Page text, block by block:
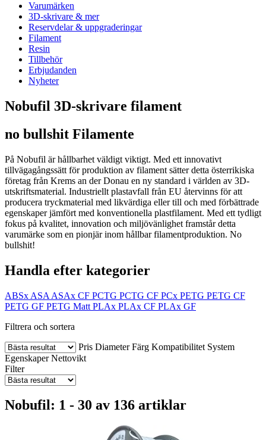
Varumärken
3D-skrivare & mer
Reservdelar & uppgraderingar
Filament
Resin
Tillbehör
Erbjudanden
Nyheter
Nobufil 3D-skrivare filament
no bullshit Filamente
På Nobufil är hållbarhet väldigt viktigt. Med ett innovativt
tillvägagångssätt för produktion av filament sätter detta österrikiska
företag från Krems an der Donau en ny standard i världen av 3D-
utskriftsmaterial. Industriellt plastavfall från EU återvinns för att
producera tryckmaterial med likvärdiga eller till och med förbättrade
egenskaper jämfört med konventionella plastfilament. Med ett tydligt
fokus på kvalitet, innovation och miljövänlighet framstår detta
varumärke som en pionjär inom hållbar filamentproduktion. No
bullshit!
Handla efter kategorier
ABSx ASA ASAx CF PCTG PCTG CF PCx PETG PETG CF
PETG GF PETG Matt PLAx PLAx CF PLAx GF
Filtrera och sortera
Pris Diameter Färg Kompatibilitet System
Egenskaper Nettovikt
Filter
Nobufil: 1 - 30 av 136 artiklar